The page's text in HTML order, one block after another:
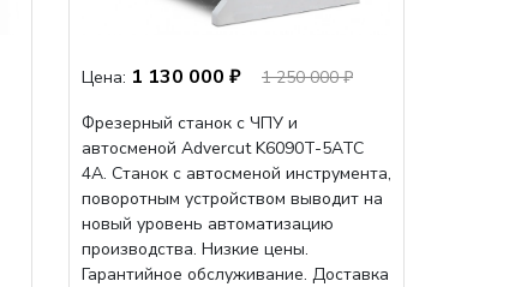
Цена: 1 130 000 ₽
1 250 000 ₽
Фрезерный станок с ЧПУ и
автосменой Advercut K6090T-5ATC
4A. Станок с автосменой инструмента,
поворотным устройством выводит на
новый уровень автоматизацию
производства. Низкие цены.
Гарантийное обслуживание. Доставка